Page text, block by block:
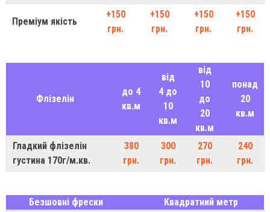
Преміум якість
+150
грн.
+150
грн.
+150
грн.
+150
грн.
Флізелін
до 4
кв.м
від
4 до
10
кв.м
від
10
до
20
кв.м
понад
20
кв.м
Гладкий флізелін
густина 170г/м.кв.
380
грн.
300
грн.
270
грн.
240
грн.
Безшовні фрески
Квадратний метр